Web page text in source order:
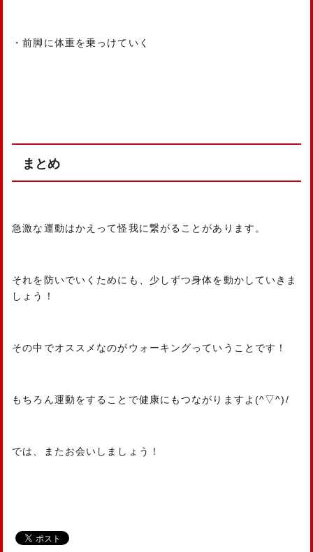
・前脚に体重を乗っけていく
まとめ
急激な運動はかえって怪我に繋がることがあります。
それを防いでいくためにも、少しずつ身体を動かしていきま
しょう！
その中でオススメなのがウォーキングっていうことです！
もちろん運動をすることで健康にもつながりますよ(^▽^)/
では、またお会いしましょう！